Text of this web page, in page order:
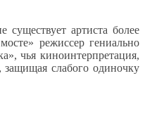
артиста более
режиссер гениально
чья киноинтерпретация,
слабого одиночку